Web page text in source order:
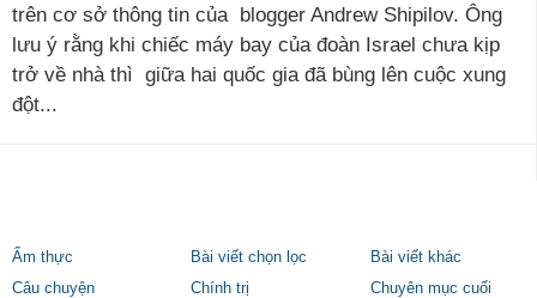
trên cơ sở thông tin của blogger Andrew Shipilov. Ông
lưu ý rằng khi chiếc máy bay của đoàn Israel chưa kịp
trở về nhà thì giữa hai quốc gia đã bùng lên cuộc xung
đột...
Ẩm thực Bài viết chọn lọc
Bài viết khác
Câu chuyện
Chính trị
Chuyên mục cuối